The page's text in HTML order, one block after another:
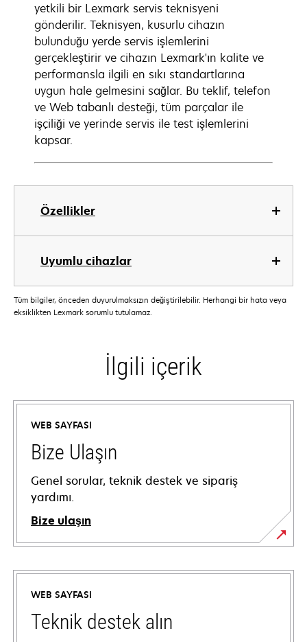
Özellikler
Uyumlu cihazlar
yetkili bir Lexmark servis teknisyeni
gönderilir. Teknisyen, kusurlu cihazın
bulunduğu yerde servis işlemlerini
gerçekleştirir ve cihazın Lexmark'ın kalite ve
performansla ilgili en sıkı standartlarına
uygun hale gelmesini sağlar. Bu teklif, telefon
ve Web tabanlı desteği, tüm parçalar ile
işçiliği ve yerinde servis ile test işlemlerini
kapsar.
Tüm bilgiler, önceden duyurulmaksızın değiştirilebilir. Herhangi bir hata veya
eksiklikten Lexmark sorumlu tutulamaz.
İlgili içerik
WEB SAYFASI
Bize Ulaşın
Genel sorular, teknik destek ve sipariş
yardımı.
Bize ulaşın
WEB SAYFASI
Teknik destek alın